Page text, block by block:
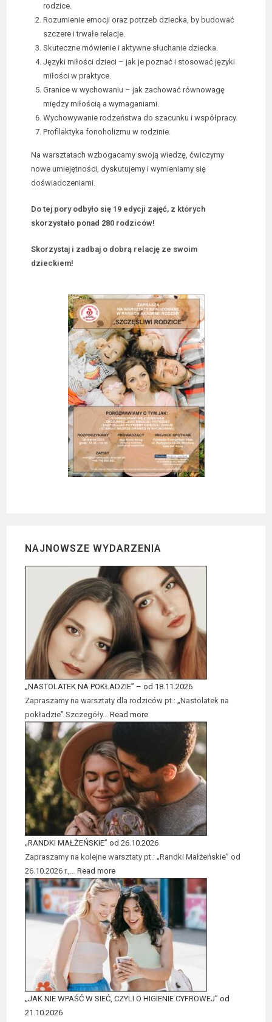
rodzice.
Rozumienie emocji oraz potrzeb dziecka, by budować
szczere i trwałe relacje.
Skuteczne mówienie i aktywne słuchanie dziecka.
Języki miłości dzieci – jak je poznać i stosować języki
miłości w praktyce.
Granice w wychowaniu – jak zachować równowagę
między miłością a wymaganiami.
Wychowywanie rodzeństwa do szacunku i współpracy.
Profilaktyka fonoholizmu w rodzinie.
Na warsztatach wzbogacamy swoją wiedzę, ćwiczymy
nowe umiejętności, dyskutujemy i wymieniamy się
doświadczeniami.
Do tej pory odbyło się 19 edycji zajęć, z których
skorzystało ponad 280 rodziców!
Skorzystaj i zadbaj o dobrą relację ze swoim
dzieckiem!
NAJNOWSZE WYDARZENIA
„NASTOLATEK NA POKŁADZIE” – od 18.11.2026
Zapraszamy na warsztaty dla rodziców pt.: „Nastolatek na
pokładzie” Szczegóły…Read more
„RANDKI MAŁŻEŃSKIE” od 26.10.2026
Zapraszamy na kolejne warsztaty pt.: „Randki Małżeńskie” od
26.10.2026 r.,…Read more
„JAK NIE WPAŚĆ W SIEĆ, CZYLI O HIGIENIE CYFROWEJ” od
21.10.2026